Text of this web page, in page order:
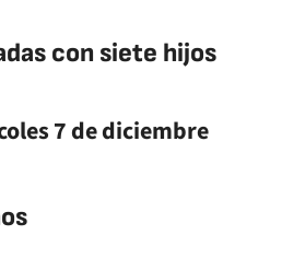
con siete hijos
7 de diciembre